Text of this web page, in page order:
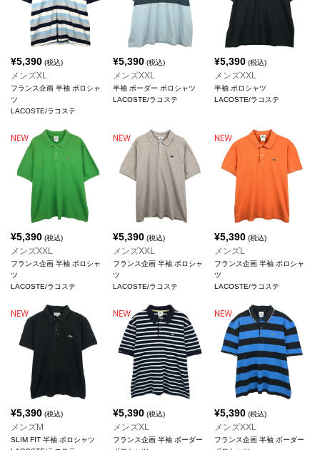
¥5,390 (税込)
メンズXL
フランス企画 半袖 ポロシャ
ツ
LACOSTE/ラコステ
¥5,390(税込)
メンズXXL
半袖 ボーダー ポロシャツ
LACOSTE/ラコステ
¥5,390 (税込)
メンズXXL
半袖 ポロシャツ
LACOSTE/ラコステ
¥5,390 (税込)
メンズXXL
フランス企画 半袖 ポロシャ
ツ
LACOSTE/ラコステ
¥5,390(税込)
メンズXXL
フランス企画 半袖 ポロシャ
ツ
LACOSTE/ラコステ
¥5,390 (税込)
メンズL
フランス企画 半袖 ポロシャ
ツ
LACOSTE/ラコステ
¥5,390 (税込)
メンズM
SLIM FIT 半袖 ポロシャツ
¥5,390(税込)
メンズXL
フランス企画 半袖 ボーダー
¥5,390 (税込)
メンズXXL
フランス企画 半袖 ボーダー